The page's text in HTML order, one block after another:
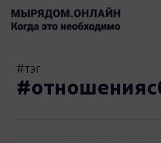
Skip
to
#тэг